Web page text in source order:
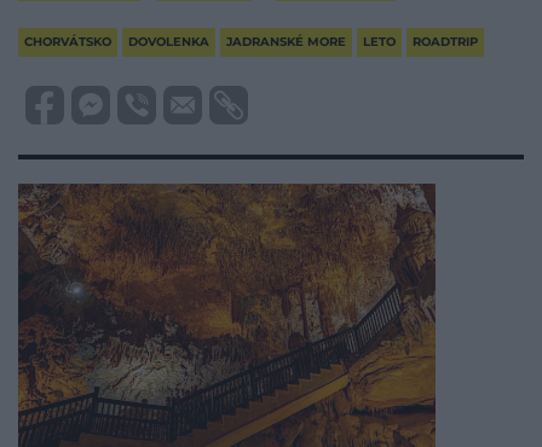
CHORVÁTSKO DOVOLENKA JADRANSKÉ MORE LETO ROADTRIP